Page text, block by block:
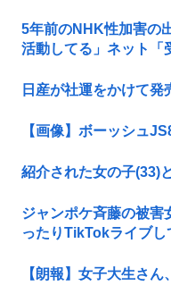
5年前のNHK性加害の
活動してる」ネット「
日産が社運をかけて
【画像】ボーッシュ
紹介された女の子(33)
ジャンポケ斉藤の被害
ったりTikTokライブし
【朗報】女子大生さ